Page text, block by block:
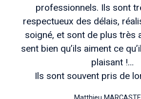
professionnels. Ils sont
respectueux des délais,
soigné, et sont de plus très
sent bien qu’ils aiment ce
plaisant !
Ils sont souvent pris de